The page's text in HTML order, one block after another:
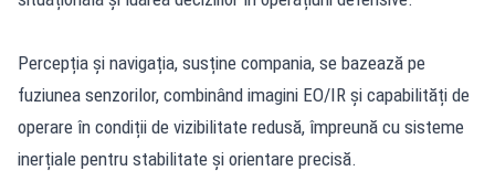
Percepția și navigația, susține compania, se bazează pe
fuziunea senzorilor, combinând imagini EO/IR și capabilități de
operare în condiții de vizibilitate redusă, împreună cu sisteme
inerțiale pentru stabilitate și orientare precisă.